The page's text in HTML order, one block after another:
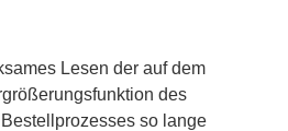
Lesen der auf dem
des
so lange